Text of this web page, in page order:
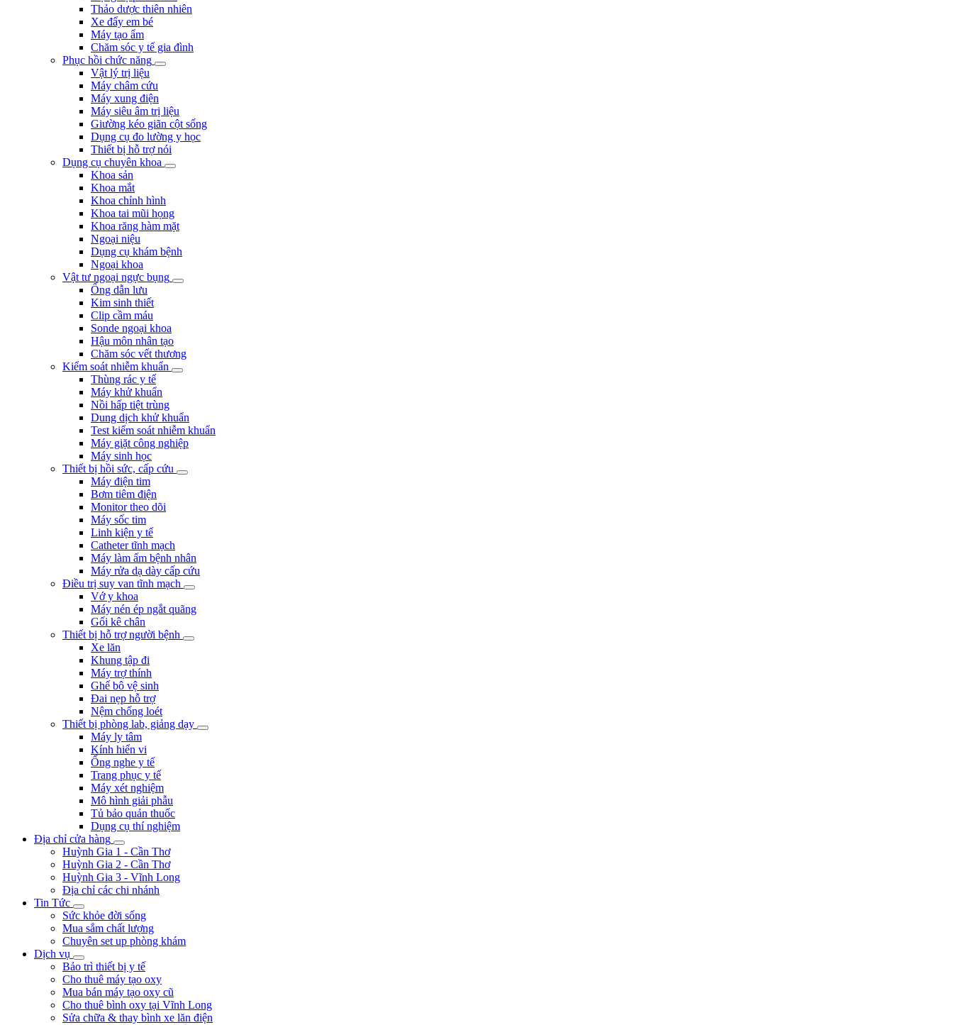
Thảo dược thiên nhiên
Xe đẩy em bé
Máy tạo ẩm
Chăm sóc y tế gia đình
Phục hồi chức năng
Vật lý trị liệu
Máy châm cứu
Máy xung điện
Máy siêu âm trị liệu
Giường kéo giãn cột sống
Dụng cụ đo lường y học
Thiết bị hỗ trợ nói
Dụng cụ chuyên khoa
Khoa sản
Khoa mắt
Khoa chỉnh hình
Khoa tai mũi họng
Khoa răng hàm mặt
Ngoại niệu
Dụng cụ khám bệnh
Ngoại khoa
Vật tư ngoại ngực bụng
Ống dẫn lưu
Kim sinh thiết
Clip cầm máu
Sonde ngoại khoa
Hậu môn nhân tạo
Chăm sóc vết thương
Kiểm soát nhiễm khuẩn
Thùng rác y tế
Máy khử khuẩn
Nồi hấp tiệt trùng
Dung dịch khử khuẩn
Test kiểm soát nhiễm khuẩn
Máy giặt công nghiệp
Máy sinh học
Thiết bị hồi sức, cấp cứu
Máy điện tim
Bơm tiêm điện
Monitor theo dõi
Máy sốc tim
Linh kiện y tế
Catheter tĩnh mạch
Máy làm ấm bệnh nhân
Máy rửa dạ dày cấp cứu
Điều trị suy van tĩnh mạch
Vớ y khoa
Máy nén ép ngắt quãng
Gối kê chân
Thiết bị hỗ trợ người bệnh
Xe lăn
Khung tập đi
Máy trợ thính
Ghế bô vệ sinh
Đai nẹp hỗ trợ
Nệm chống loét
Thiết bị phòng lab, giảng dạy
Máy ly tâm
Kính hiển vi
Ống nghe y tế
Trang phục y tế
Máy xét nghiệm
Mô hình giải phẫu
Tủ bảo quản thuốc
Dụng cụ thí nghiệm
Địa chỉ cửa hàng
Huỳnh Gia 1 - Cần Thơ
Huỳnh Gia 2 - Cần Thơ
Huỳnh Gia 3 - Vĩnh Long
Địa chỉ các chi nhánh
Tin Tức
Sức khỏe đời sống
Mua sắm chất lượng
Chuyên set up phòng khám
Dịch vụ
Bảo trì thiết bị y tế
Cho thuê máy tạo oxy
Mua bán máy tạo oxy cũ
Cho thuê bình oxy tại Vĩnh Long
Sửa chữa & thay bình xe lăn điện